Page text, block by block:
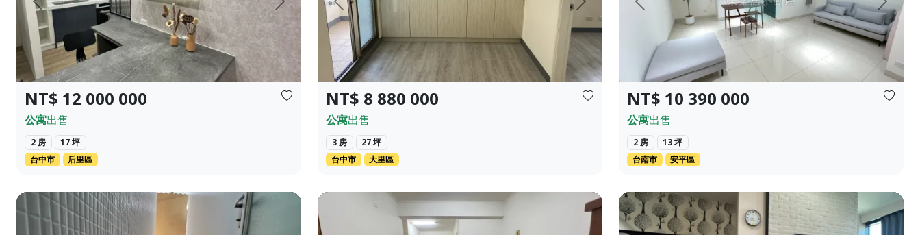
上一頁 下一頁
NT$ 12 000 000
公寓出售
2 房
17 坪
台中市
后里區
上一頁 下一頁
NT$ 8 880 000
公寓出售
3 房
27 坪
台中市
大里區
上一頁 下一頁
NT$ 10 390 000
公寓出售
2 房
13 坪
台南市
安平區
❀✦建坪✦❀ 19.384 坪 ❀✦格局✦❀ 3 房 2 廳 2 衛 ❀✦總價✦❀ 958 萬 經紀業名稱：永盛不動產有限公司 經...❀✦建坪✦❀ 39.819坪 ❀✦格局✦❀ 3房 2 廳 2 衛 ❀✦總價✦❀ 1198萬 經紀業名稱：永盛不動產有限公司 經紀...
親民價高視野優雅飯店型住宅 適合出差，自住，出租，公司